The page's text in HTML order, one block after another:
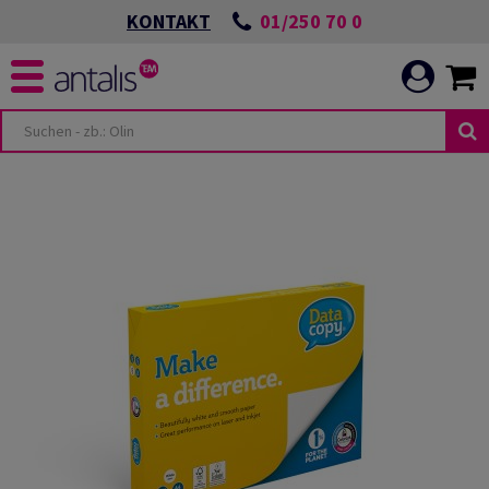
KONTAKT 01/250 70 0